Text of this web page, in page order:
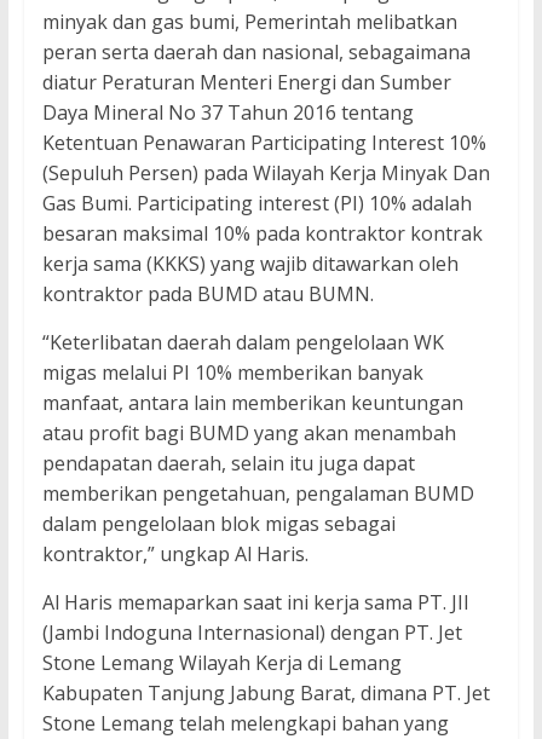
minyak dan gas bumi, Pemerintah melibatkan
peran serta daerah dan nasional, sebagaimana
diatur Peraturan Menteri Energi dan Sumber
Daya Mineral No 37 Tahun 2016 tentang
Ketentuan Penawaran Participating Interest 10%
(Sepuluh Persen) pada Wilayah Kerja Minyak Dan
Gas Bumi. Participating interest (PI) 10% adalah
besaran maksimal 10% pada kontraktor kontrak
kerja sama (KKKS) yang wajib ditawarkan oleh
kontraktor pada BUMD atau BUMN.
“Keterlibatan daerah dalam pengelolaan WK
migas melalui PI 10% memberikan banyak
manfaat, antara lain memberikan keuntungan
atau profit bagi BUMD yang akan menambah
pendapatan daerah, selain itu juga dapat
memberikan pengetahuan, pengalaman BUMD
dalam pengelolaan blok migas sebagai
kontraktor,” ungkap Al Haris.
Al Haris memaparkan saat ini kerja sama PT. JII
(Jambi Indoguna Internasional) dengan PT. Jet
Stone Lemang Wilayah Kerja di Lemang
Kabupaten Tanjung Jabung Barat, dimana PT. Jet
Stone Lemang telah melengkapi bahan yang